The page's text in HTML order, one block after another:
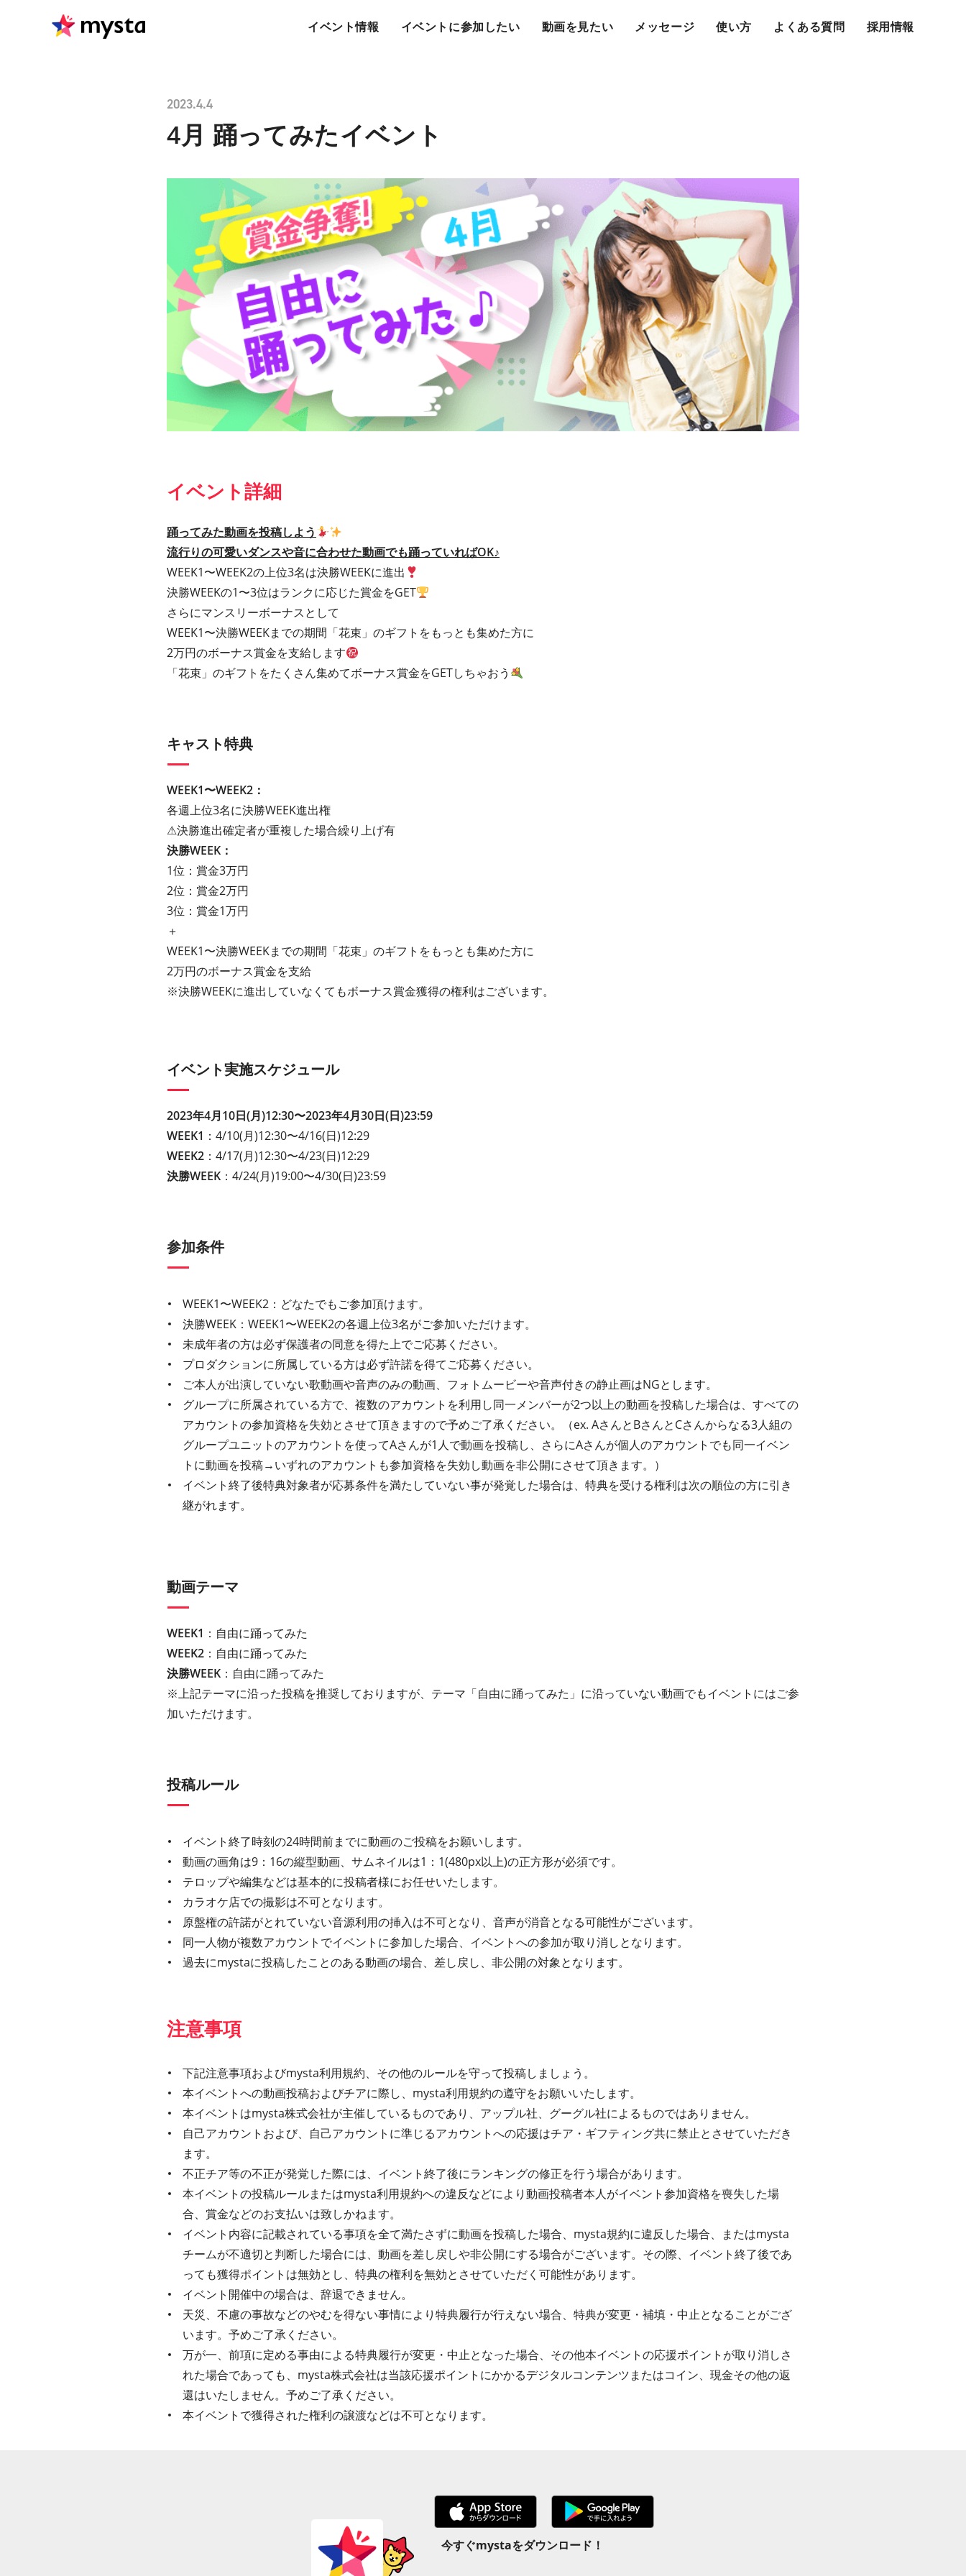
イベント情報 イベントに参加したい 動画を見たい メッセージ 使い方 よくある質問 採用情報
2023.4.4
4月 踊ってみたイベント
イベント詳細
踊ってみた動画を投稿しよう
流行りの可愛いダンスや音に合わせた動画でも踊っていればOK♪
WEEK1〜WEEK2の上位3名は決勝WEEKに進出
決勝WEEKの1〜3位はランクに応じた賞金をGET
さらにマンスリーボーナスとして
WEEK1〜決勝WEEKまでの期間「花束」のギフトをもっとも集めた方に
2万円のボーナス賞金を支給します
「花束」のギフトをたくさん集めてボーナス賞金をGETしちゃおう
キャスト特典
WEEK1〜WEEK2：
各週上位3名に決勝WEEK進出権
⚠︎決勝進出確定者が重複した場合繰り上げ有
決勝WEEK：
1位：賞金3万円
2位：賞金2万円
3位：賞金1万円
＋
WEEK1〜決勝WEEKまでの期間「花束」のギフトをもっとも集めた方に
2万円のボーナス賞金を支給
※決勝WEEKに進出していなくてもボーナス賞金獲得の権利はございます。
イベント実施スケジュール
2023年4月10日(月)12:30〜2023年4月30日(日)23:59
WEEK1 ：4/10(月)12:30〜4/16(日)12:29
WEEK2 ：4/17(月)12:30〜4/23(日)12:29
決勝WEEK ：4/24(月)19:00〜4/30(日)23:59
参加条件
WEEK1〜WEEK2：どなたでもご参加頂けます。
決勝WEEK：WEEK1〜WEEK2の各週上位3名がご参加いただけます。
未成年者の方は必ず保護者の同意を得た上でご応募ください。
プロダクションに所属している方は必ず許諾を得てご応募ください。
ご本人が出演していない歌動画や音声のみの動画、フォトムービーや音声付きの静止画はNGとします。
グループに所属されている方で、複数のアカウントを利用し同一メンバーが2つ以上の動画を投稿した場合は、すべての
アカウントの参加資格を失効とさせて頂きますので予めご了承ください。（ex. AさんとBさんとCさんからなる3人組の
グループユニットのアカウントを使ってAさんが1人で動画を投稿し、さらにAさんが個人のアカウントでも同一イベン
トに動画を投稿→いずれのアカウントも参加資格を失効し動画を非公開にさせて頂きます。）
イベント終了後特典対象者が応募条件を満たしていない事が発覚した場合は、特典を受ける権利は次の順位の方に引き
継がれます。
動画テーマ
WEEK1 ：自由に踊ってみた
WEEK2 ：自由に踊ってみた
決勝WEEK ：自由に踊ってみた
※上記テーマに沿った投稿を推奨しておりますが、テーマ「自由に踊ってみた」に沿っていない動画でもイベントにはご参
加いただけます。
投稿ルール
イベント終了時刻の24時間前までに動画のご投稿をお願いします。
動画の画角は9：16の縦型動画、サムネイルは1：1(480px以上)の正方形が必須です。
テロップや編集などは基本的に投稿者様にお任せいたします。
カラオケ店での撮影は不可となります。
原盤権の許諾がとれていない音源利用の挿入は不可となり、音声が消音となる可能性がございます。
同一人物が複数アカウントでイベントに参加した場合、イベントへの参加が取り消しとなります。
過去にmystaに投稿したことのある動画の場合、差し戻し、非公開の対象となります。
注意事項
下記注意事項およびmysta利用規約、その他のルールを守って投稿しましょう。
本イベントへの動画投稿およびチアに際し、mysta利用規約の遵守をお願いいたします。
本イベントはmysta株式会社が主催しているものであり、アップル社、グーグル社によるものではありません。
自己アカウントおよび、自己アカウントに準じるアカウントへの応援はチア・ギフティング共に禁止とさせていただき
ます。
不正チア等の不正が発覚した際には、イベント終了後にランキングの修正を行う場合があります。
本イベントの投稿ルールまたはmysta利用規約への違反などにより動画投稿者本人がイベント参加資格を喪失した場
合、賞金などのお支払いは致しかねます。
イベント内容に記載されている事項を全て満たさずに動画を投稿した場合、mysta規約に違反した場合、またはmysta
チームが不適切と判断した場合には、動画を差し戻しや非公開にする場合がございます。その際、イベント終了後であ
っても獲得ポイントは無効とし、特典の権利を無効とさせていただく可能性があります。
イベント開催中の場合は、辞退できません。
天災、不慮の事故などのやむを得ない事情により特典履行が行えない場合、特典が変更・補填・中止となることがござ
います。予めご了承ください。
万が一、前項に定める事由による特典履行が変更・中止となった場合、その他本イベントの応援ポイントが取り消しさ
れた場合であっても、mysta株式会社は当該応援ポイントにかかるデジタルコンテンツまたはコイン、現金その他の返
還はいたしません。予めご了承ください。
本イベントで獲得された権利の譲渡などは不可となります。
今すぐmystaをダウンロード！